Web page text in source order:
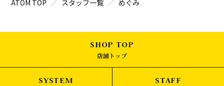
ATOM TOP スタッフ一覧 めぐみ
店舗トップ